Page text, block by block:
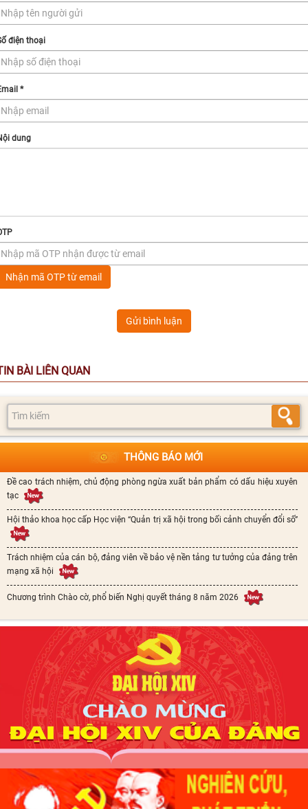
điện thoại
*
dung
Nhận mã OTP từ email
Gửi bình luận
BÀI LIÊN QUAN
THÔNG BÁO MỚI
Đề cao trách nhiệm, chủ động phòng ngừa xuất bản phẩm có dấu hiệu xuyên
tạc
Hội thảo khoa học cấp Học viện “Quản trị xã hội trong bối cảnh chuyển đổi số”
Trách nhiệm của cán bộ, đảng viên về bảo vệ nền tảng tư tưởng của đảng trên
mạng xã hội
Chương trình Chào cờ, phổ biến Nghị quyết tháng 8 năm 2026